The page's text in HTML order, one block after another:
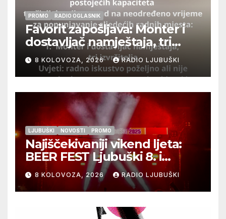
PROMO RADIO OGLASNIK
Favorit zapošljava: Monter i
dostavljač namještaja, tri
izvršitelja
8 KOLOVOZA, 2026 RADIO LJUBUŠKI
LJUBUŠKI NOVOSTI PROMO
Najiščekivaniji vikend ljeta:
BEER FEST Ljubuški 8. i
9.kolovoza
8 KOLOVOZA, 2026 RADIO LJUBUŠKI